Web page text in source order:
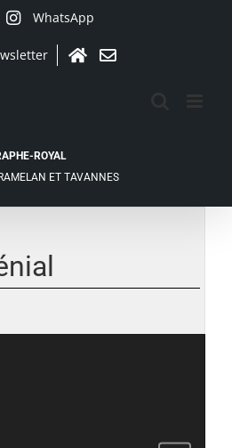
WhatsApp
ROYAL
ET TAVANNES